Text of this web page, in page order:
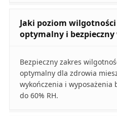
Jaki poziom
optymalny i bezpieczny
Bezpieczny zakres
optymalny dla zdrowia
wykończenia i wyposażenia
do 60% RH.